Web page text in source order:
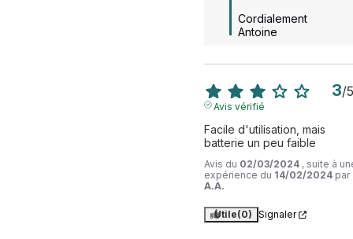
Cordialement
Antoine
3/5
Avis vérifié
Facile d'utilisation, mais
batterie un peu faible
Avis du 02/03/2024 , suite à
expérience du 14/02/2024 par
A.A.
Utile(0) Signaler